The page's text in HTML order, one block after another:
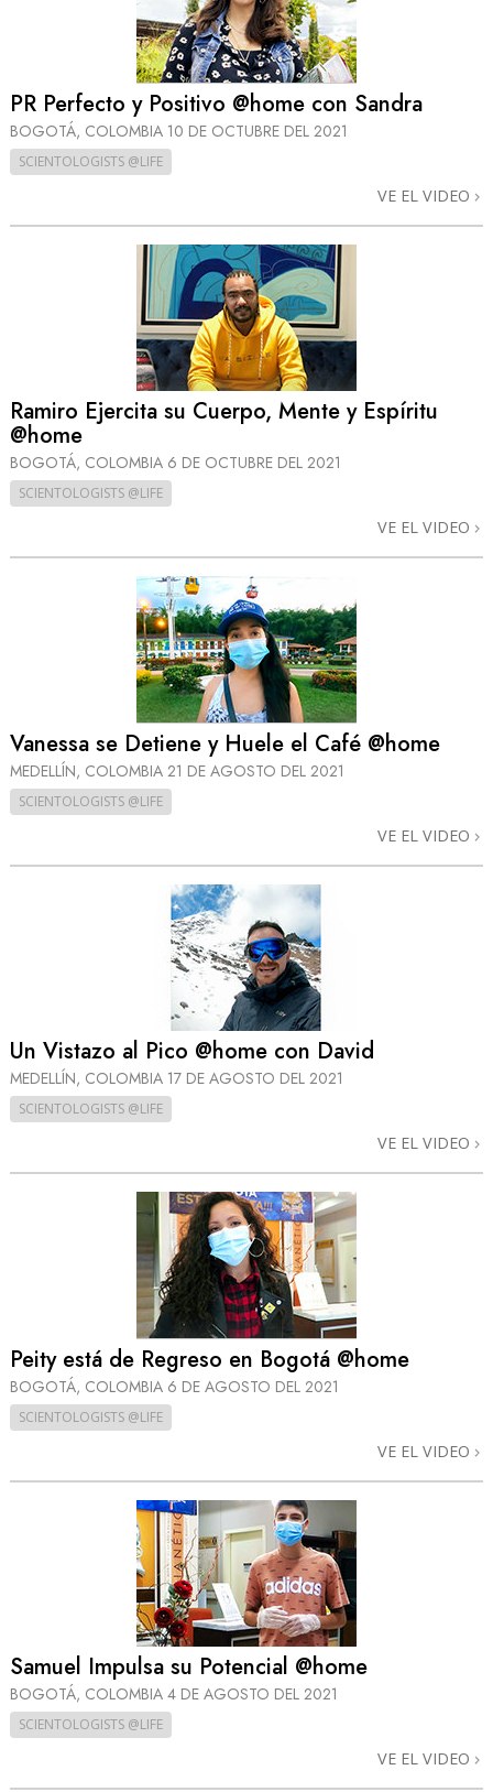
PR Perfecto y Positivo @home con Sandra
BOGOTÁ, COLOMBIA 10 DE OCTUBRE DEL 2021
SCIENTOLOGISTS @LIFE
VE EL VIDEO
Ramiro Ejercita su Cuerpo, Mente y Espíritu
@home
BOGOTÁ, COLOMBIA 6 DE OCTUBRE DEL 2021
SCIENTOLOGISTS @LIFE
VE EL VIDEO
Vanessa se Detiene y Huele el Café @home
MEDELLÍN, COLOMBIA 21 DE AGOSTO DEL 2021
SCIENTOLOGISTS @LIFE
VE EL VIDEO
Un Vistazo al Pico @home con David
MEDELLÍN, COLOMBIA 17 DE AGOSTO DEL 2021
SCIENTOLOGISTS @LIFE
VE EL VIDEO
Peity está de Regreso en Bogotá @home
BOGOTÁ, COLOMBIA 6 DE AGOSTO DEL 2021
SCIENTOLOGISTS @LIFE
VE EL VIDEO
Samuel Impulsa su Potencial @home
BOGOTÁ, COLOMBIA 4 DE AGOSTO DEL 2021
SCIENTOLOGISTS @LIFE
VE EL VIDEO